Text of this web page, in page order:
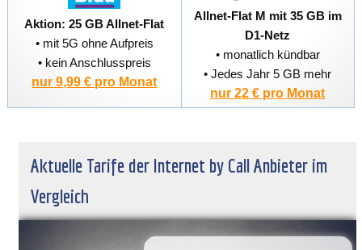
Aktion: 25 GB Allnet-Flat
• mit 5G ohne Aufpreis
• kein Anschlusspreis
nur 9,99 € pro Monat
Allnet-Flat M mit 35 GB im
D1-Netz
• monatlich kündbar
• Jedes Jahr 5 GB mehr
nur 22 € pro Monat
Aktuelle Tarife der Internet by Call Anbieter im
Vergleich